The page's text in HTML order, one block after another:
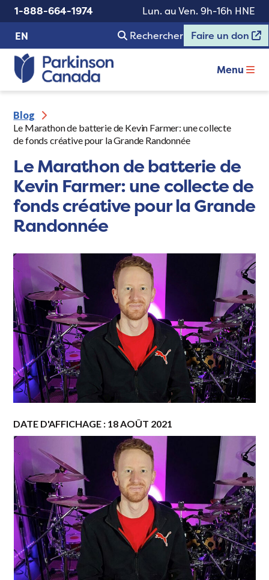
1-888-664-1974
Lun. au Ven. 9h-16h HNE
EN
Rechercher Faire un don
Menu
Blog
Le Marathon de batterie de Kevin Farmer: une collecte
de fonds créative pour la Grande Randonnée
Le Marathon de batterie de
Kevin Farmer: une collecte de
fonds créative pour la Grande
Randonnée
DATE D'AFFICHAGE : 18 AOÛT 2021